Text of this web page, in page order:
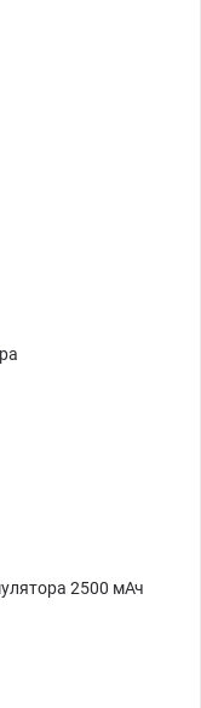
2500 мАч